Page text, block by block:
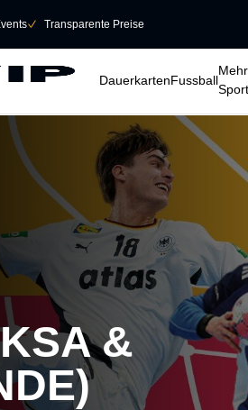
􀆅 Transparente Preise
DauerkartenFussball
Mehr
Sport
&